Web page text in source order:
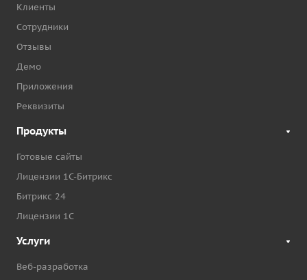
Клиенты
Сотрудники
Отзывы
Демо
Приложения
Реквизиты
Продукты
Готовые сайты
Лицензии 1С-Битрикс
Битрикс 24
Лицензии 1С
Услуги
Веб-разработка